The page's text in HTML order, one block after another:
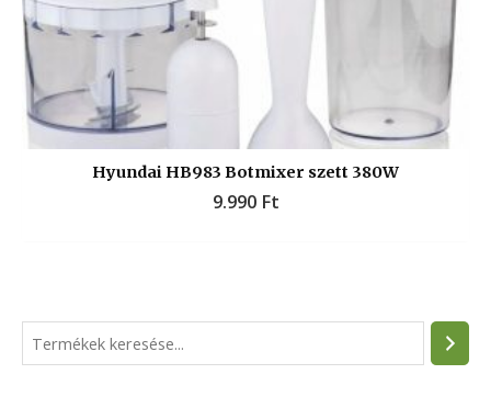
e
Hyundai HB983 Botmixer szett 380W
9.990 Ft